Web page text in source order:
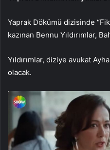
Yaprak Dökümü dizisinde
kazınan Bennu Yıldırımlar,
Yıldırımlar, diziye avukat
olacak.